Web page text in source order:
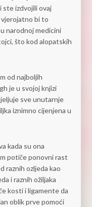
ste izdvojili ovaj
vjerojatno bi to
narodnoj medicini
što kod alopatskih
od najboljih
je u svojoj knjizi
sve unutarnje
iznimno cijenjena u
kada su ona
potiče ponovni rast
raznih ozljeda kao
i raznih ožiljaka
kosti i ligamente da
oblik prve pomoći